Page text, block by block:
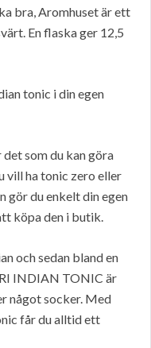
bra, Aromhuset är ett
En flaska ger 12,5
tonic i din egen
som du kan göra
vill ha tonic zero eller
gör du enkelt din egen
köpa den i butik.
och sedan bland en
INDIAN TONIC är
något socker. Med
får du alltid ett